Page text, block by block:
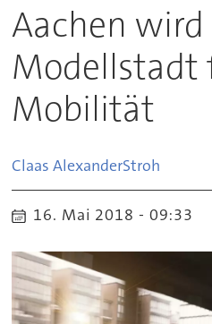
Aachen wird
Modellstadt
Mobilität
Claas AlexanderStroh
16. Mai 2018 - 09:33